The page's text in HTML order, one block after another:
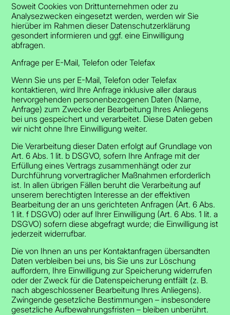
Soweit Cookies von Drittunternehmen oder zu
Analysezwecken eingesetzt werden, werden wir Sie
hierüber im Rahmen dieser Datenschutzerklärung
gesondert informieren und ggf. eine Einwilligung
abfragen.
Anfrage per E-Mail, Telefon oder Telefax
Wenn Sie uns per E-Mail, Telefon oder Telefax
kontaktieren, wird Ihre Anfrage inklusive aller daraus
hervorgehenden personenbezogenen Daten (Name,
Anfrage) zum Zwecke der Bearbeitung Ihres Anliegens
bei uns gespeichert und verarbeitet. Diese Daten geben
wir nicht ohne Ihre Einwilligung weiter.
Die Verarbeitung dieser Daten erfolgt auf Grundlage von
Art. 6 Abs. 1 lit. b DSGVO, sofern Ihre Anfrage mit der
Erfüllung eines Vertrags zusammenhängt oder zur
Durchführung vorvertraglicher Maßnahmen erforderlich
ist. In allen übrigen Fällen beruht die Verarbeitung auf
unserem berechtigten Interesse an der effektiven
Bearbeitung der an uns gerichteten Anfragen (Art. 6 Abs.
1 lit. f DSGVO) oder auf Ihrer Einwilligung (Art. 6 Abs. 1 lit. a
DSGVO) sofern diese abgefragt wurde; die Einwilligung ist
jederzeit widerrufbar.
Die von Ihnen an uns per Kontaktanfragen übersandten
Daten verbleiben bei uns, bis Sie uns zur Löschung
auffordern, Ihre Einwilligung zur Speicherung widerrufen
oder der Zweck für die Datenspeicherung entfällt (z. B.
nach abgeschlossener Bearbeitung Ihres Anliegens).
Zwingende gesetzliche Bestimmungen – insbesondere
gesetzliche Aufbewahrungsfristen – bleiben unberührt.